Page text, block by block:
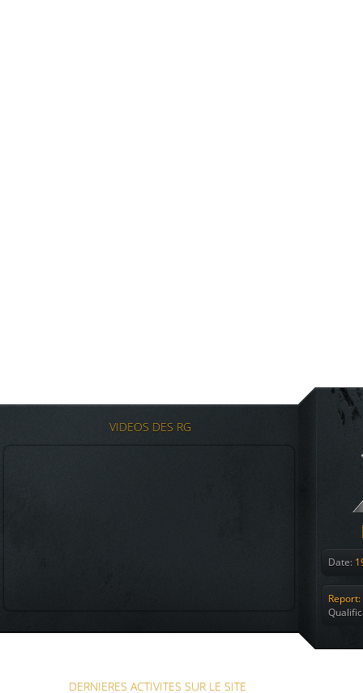
VIDEOS DES RG
Date:
Report:
DERNIERES ACTIVITES SUR LE SITE